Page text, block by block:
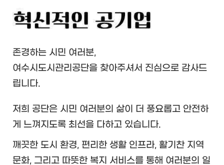
존경하는 시민 여러분,
여수시도시관리공단을 찾아주셔서 진심으로 감사드
립니다.
저희 공단은 시민 여러분의 삶이 더 풍요롭고 안전하
게 느껴지도록 최선을 다하고 있습니다.
깨끗한 도시 환경, 편리한 생활 인프라, 활기찬 지역
문화,
그리고 따뜻한 복지 서비스를 통해 여러분의 일